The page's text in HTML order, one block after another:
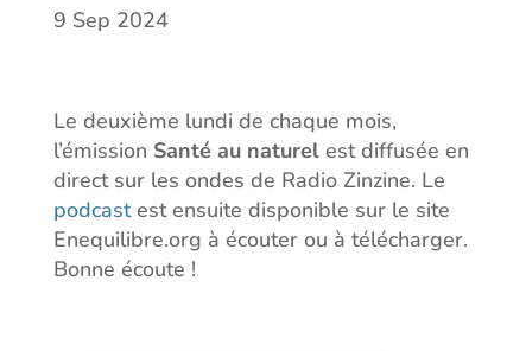
9 Sep 2024
Le deuxième lundi de chaque mois,
l’émission Santé au naturelest diffusée en
direct sur les ondes de Radio Zinzine. Le
podcastest ensuite disponible sur le site
Enequilibre.org à écouter ou à télécharger.
Bonne écoute !